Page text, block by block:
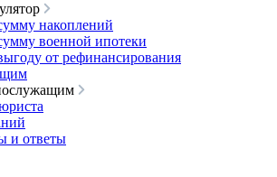
накоплений
военной ипотеки
от рефинансирования
и ответы